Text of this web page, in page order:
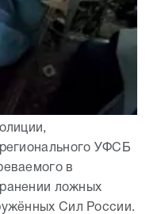
УФСБ
в
ложных
Сил России.